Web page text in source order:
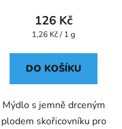
126 Kč
Měrná
1,26 Kč / 1 g
DO KOŠÍKU
Mýdlo s jemně drceným
plodem skořicovníku pro